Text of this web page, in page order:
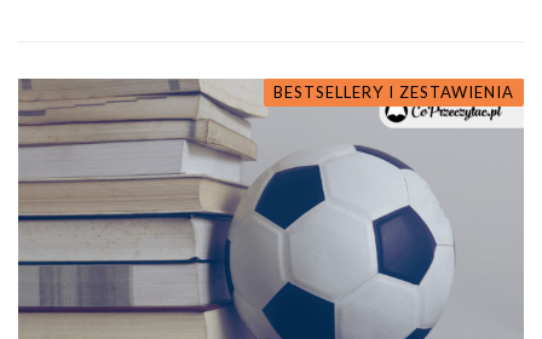
BESTSELLERY I ZESTAWIENIA